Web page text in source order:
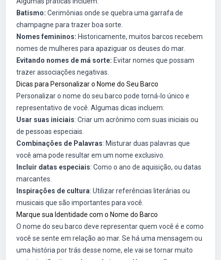
Batismo: Cerimônias onde se quebra uma garrafa de
champagne para trazer boa sorte.
Nomes femininos: Historicamente, muitos barcos recebem
nomes de mulheres para apaziguar os deuses do mar.
Evitando nomes de má sorte: Evitar nomes que possam
trazer associações negativas.
Dicas para Personalizar o Nome do Seu Barco
Personalizar o nome do seu barco pode torná-lo único e
representativo de você. Algumas dicas incluem:
Usar suas iniciais: Criar um acrônimo com suas iniciais ou
de pessoas especiais.
Combinações de Palavras: Misturar duas palavras que
você ama pode resultar em um nome exclusivo.
Incluir datas especiais: Como o ano de aquisição, ou datas
marcantes.
Inspirações de cultura: Utilizar referências literárias ou
musicais que são importantes para você.
Marque sua Identidade com o Nome do Barco
O nome do seu barco deve representar quem você é e como
você se sente em relação ao mar. Se há uma mensagem ou
uma história por trás desse nome, ele vai se tornar muito